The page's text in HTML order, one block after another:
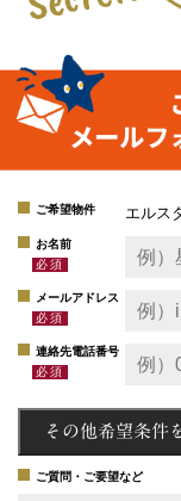
ご希望物件 エルス
お名前
メールアドレス
連絡先電話番号
その他希望条件
ご質問・ご要望など